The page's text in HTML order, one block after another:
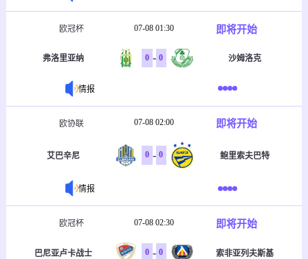
欧冠杯 07-08 01:30 即将开始
弗洛里亚纳 0 - 0 沙姆洛克
情报
欧协联 07-08 02:00 即将开始
艾巴辛尼 0 - 0 鲍里索夫巴特
情报
欧冠杯 07-08 02:30 即将开始
巴尼亚卢卡战士 0 - 0 索非亚列夫斯基